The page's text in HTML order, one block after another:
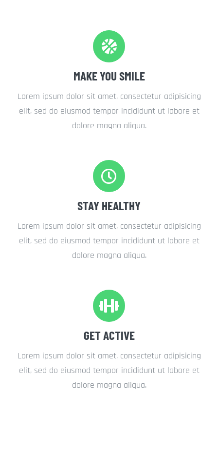
MAKE YOU SMILE
Lorem ipsum dolor sit amet, consectetur adipisicing
elit, sed do eiusmod tempor incididunt ut labore et
dolore magna aliqua.
STAY HEALTHY
Lorem ipsum dolor sit amet, consectetur adipisicing
elit, sed do eiusmod tempor incididunt ut labore et
dolore magna aliqua.
GET ACTIVE
Lorem ipsum dolor sit amet, consectetur adipisicing
elit, sed do eiusmod tempor incididunt ut labore et
dolore magna aliqua.